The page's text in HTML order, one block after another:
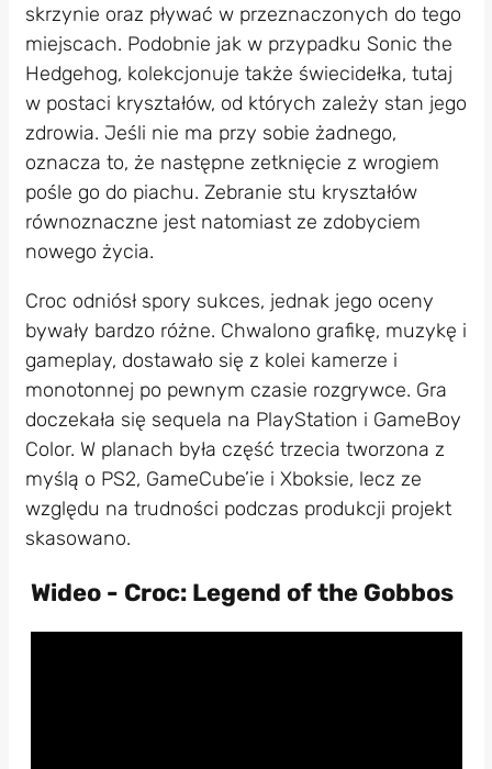
skrzynie oraz pływać w przeznaczonych do tego
miejscach. Podobnie jak w przypadku Sonic the
Hedgehog, kolekcjonuje także świecidełka, tutaj
w postaci kryształów, od których zależy stan jego
zdrowia. Jeśli nie ma przy sobie żadnego,
oznacza to, że następne zetknięcie z wrogiem
pośle go do piachu. Zebranie stu kryształów
równoznaczne jest natomiast ze zdobyciem
nowego życia.
Croc odniósł spory sukces, jednak jego oceny
bywały bardzo różne. Chwalono grafikę, muzykę i
gameplay, dostawało się z kolei kamerze i
monotonnej po pewnym czasie rozgrywce. Gra
doczekała się sequela na PlayStation i GameBoy
Color. W planach była część trzecia tworzona z
myślą o PS2, GameCube’ie i Xboksie, lecz ze
względu na trudności podczas produkcji projekt
skasowano.
Wideo - Croc: Legend of the Gobbos